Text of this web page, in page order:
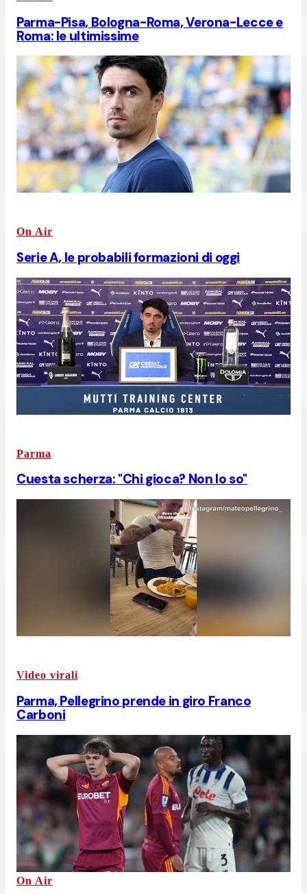
Parma-Pisa, Bologna-Roma, Verona-Lecce e
Roma: le ultimissime
On Air
Serie A, le probabili formazioni di oggi
Parma
Cuesta scherza: "Chi gioca? Non lo so"
Video virali
Parma, Pellegrino prende in giro Franco
Carboni
On Air